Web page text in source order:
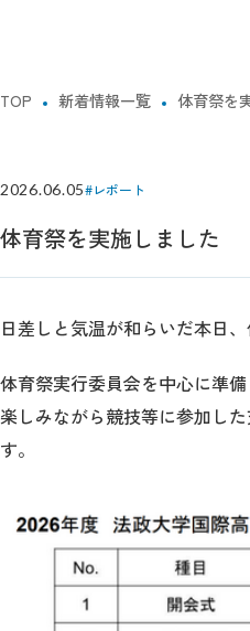
TOP 新着情報一覧 体育祭を
2026.06.05#レポート
体育祭を実施しました
日差しと気温が和らいだ本日
体育祭実行委員会を中心に準
楽しみながら競技等に参加し
す。